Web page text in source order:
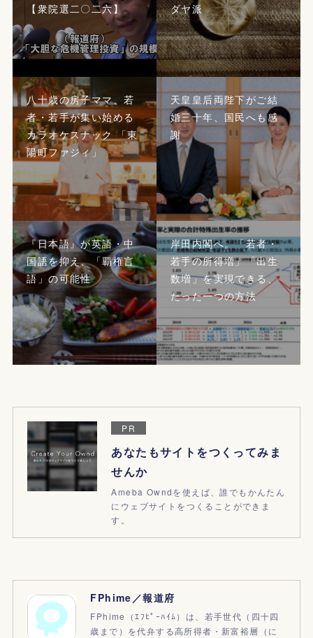
【衆院選二〇二六】
ダヤ派
八十歳の房子ママ、若
者・若手が集い始める
カラオケスナック 「東
陽町ファジィ」
天皇皇后両陛下がご結
婚三十年、国民へも感
謝
『日本語』が英語・中
国語を抑え、「覇権言
語」の可能性
岸田内閣へ。「若者・
若手の所得増」「出生
数増」を実現できる、
たった一つの方法
PR
あなたもサイトをつくってみま
せんか
Ameba Owndを使えば、誰でもかんたん
にウェブサイトをつくることができま
す。
FPhime／報道府
FPhime（ｴﾌﾋﾟｰﾊｲﾑ）は、若手世代（四十四
歳まで）を代弁する高所得者・新富裕層（に